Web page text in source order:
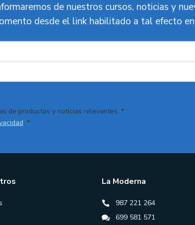
de nuestros cursos, noticias y
desde el link habilitado a tal efecto
de productos y noticias relevantes. *
. *
La Moderna
987 221 264
699 581 571